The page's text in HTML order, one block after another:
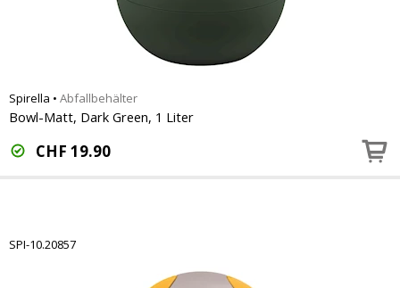
Spirella • Abfallbehälter
Bowl-Matt, Dark Green, 1 Liter
CHF 19.90
SPI-10.20857